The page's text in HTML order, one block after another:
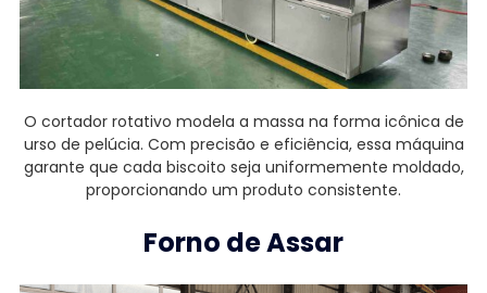
O cortador rotativo modela a massa na forma icônica de
urso de pelúcia. Com precisão e eficiência, essa máquina
garante que cada biscoito seja uniformemente moldado,
proporcionando um produto consistente.
Forno de Assar